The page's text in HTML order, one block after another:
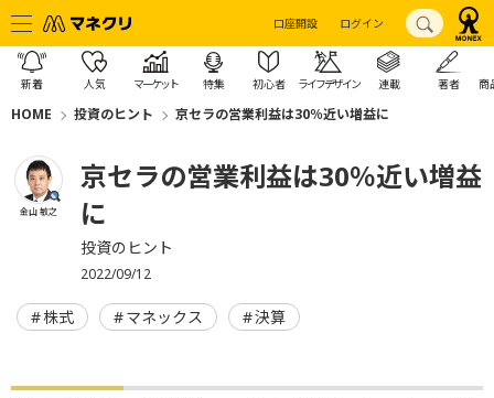
口座開設 ログイン
新着 人気 マーケット 特集 初心者 ライフデザイン 連載 著者 商
HOME 投資のヒント 京セラの営業利益は30％近い増益に
金山 敏之
京セラの営業利益は30％近い増益
に
投資のヒント
2022/09/12
株式 マネックス 決算